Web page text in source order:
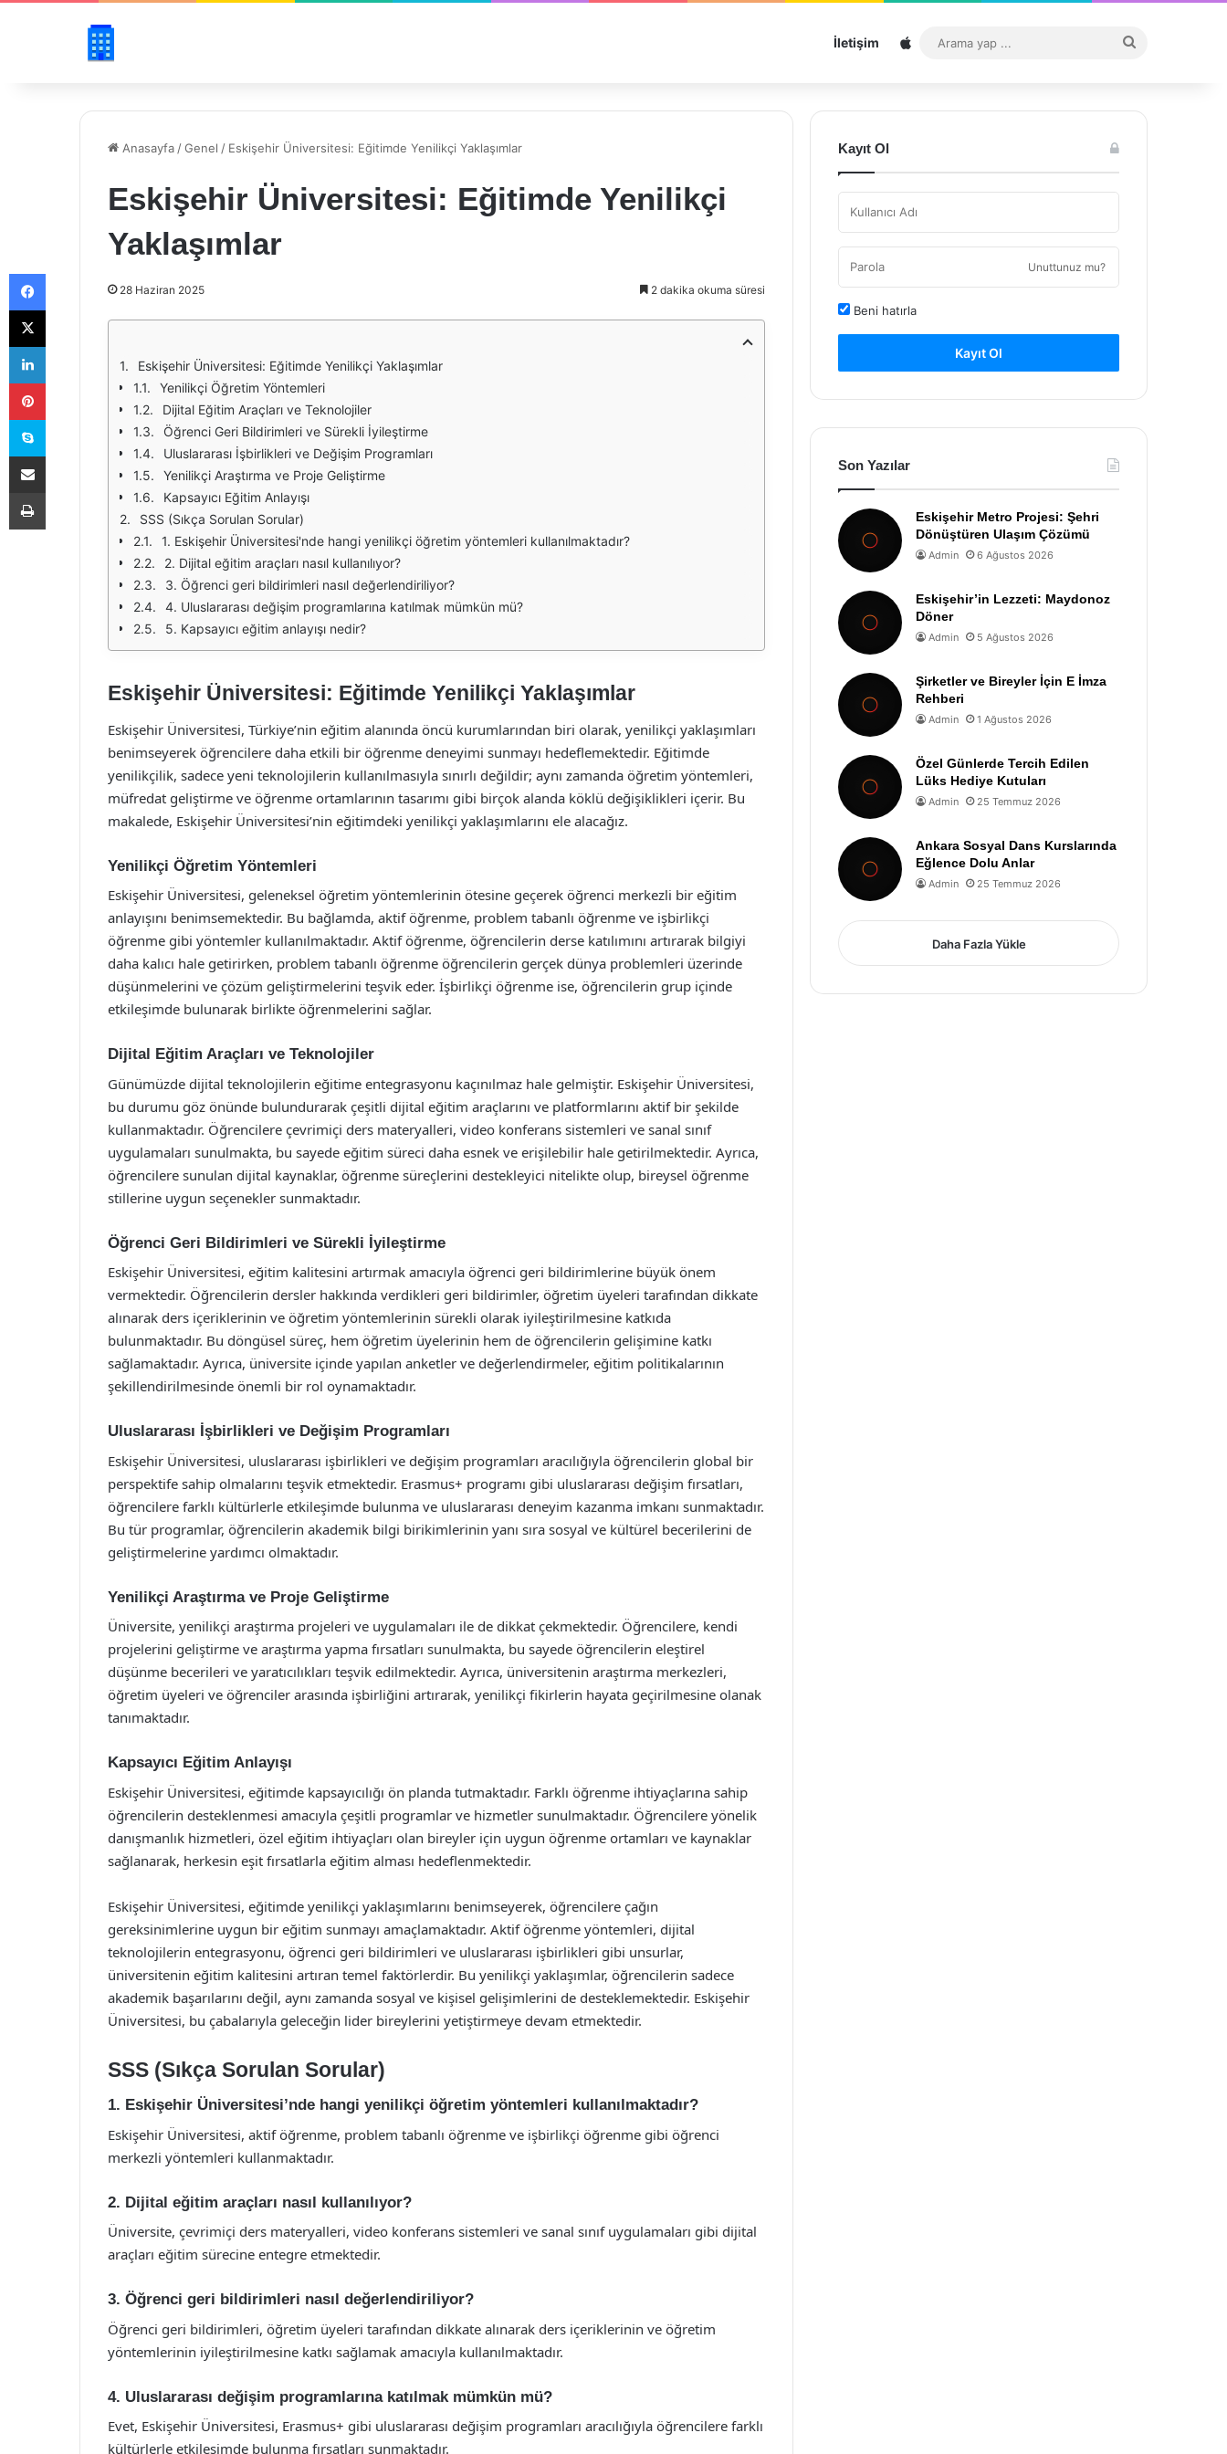
İletişim Sitemap
...
Anasayfa /Genel / Eskişehir Üniversitesi: Eğitimde Yenilikçi Yaklaşımlar
Eskişehir Üniversitesi: Eğitimde Yenilikçi
Yaklaşımlar
28 Haziran 2025 2 dakika okuma süresi
Eskişehir Üniversitesi: Eğitimde Yenilikçi Yaklaşımlar
Yenilikçi Öğretim Yöntemleri
Dijital Eğitim Araçları ve Teknolojiler
Öğrenci Geri Bildirimleri ve Sürekli İyileştirme
Uluslararası İşbirlikleri ve Değişim Programları
Yenilikçi Araştırma ve Proje Geliştirme
Kapsayıcı Eğitim Anlayışı
SSS (Sıkça Sorulan Sorular)
1. Eskişehir Üniversitesi'nde hangi yenilikçi öğretim yöntemleri kullanılmaktadır?
2. Dijital eğitim araçları nasıl kullanılıyor?
3. Öğrenci geri bildirimleri nasıl değerlendiriliyor?
4. Uluslararası değişim programlarına katılmak mümkün mü?
5. Kapsayıcı eğitim anlayışı nedir?
Eskişehir Üniversitesi: Eğitimde Yenilikçi Yaklaşımlar
Eskişehir Üniversitesi, Türkiye’nin eğitim alanında öncü kurumlarından biri olarak, yenilikçi yaklaşımları
benimseyerek öğrencilere daha etkili bir öğrenme deneyimi sunmayı hedeflemektedir. Eğitimde
yenilikçilik, sadece yeni teknolojilerin kullanılmasıyla sınırlı değildir; aynı zamanda öğretim yöntemleri,
müfredat geliştirme ve öğrenme ortamlarının tasarımı gibi birçok alanda köklü değişiklikleri içerir. Bu
makalede, Eskişehir Üniversitesi’nin eğitimdeki yenilikçi yaklaşımlarını ele alacağız.
Yenilikçi Öğretim Yöntemleri
Eskişehir Üniversitesi, geleneksel öğretim yöntemlerinin ötesine geçerek öğrenci merkezli bir eğitim
anlayışını benimsemektedir. Bu bağlamda, aktif öğrenme, problem tabanlı öğrenme ve işbirlikçi
öğrenme gibi yöntemler kullanılmaktadır. Aktif öğrenme, öğrencilerin derse katılımını artırarak bilgiyi
daha kalıcı hale getirirken, problem tabanlı öğrenme öğrencilerin gerçek dünya problemleri üzerinde
düşünmelerini ve çözüm geliştirmelerini teşvik eder. İşbirlikçi öğrenme ise, öğrencilerin grup içinde
etkileşimde bulunarak birlikte öğrenmelerini sağlar.
Dijital Eğitim Araçları ve Teknolojiler
Günümüzde dijital teknolojilerin eğitime entegrasyonu kaçınılmaz hale gelmiştir. Eskişehir Üniversitesi,
bu durumu göz önünde bulundurarak çeşitli dijital eğitim araçlarını ve platformlarını aktif bir şekilde
kullanmaktadır. Öğrencilere çevrimiçi ders materyalleri, video konferans sistemleri ve sanal sınıf
uygulamaları sunulmakta, bu sayede eğitim süreci daha esnek ve erişilebilir hale getirilmektedir. Ayrıca,
öğrencilere sunulan dijital kaynaklar, öğrenme süreçlerini destekleyici nitelikte olup, bireysel öğrenme
stillerine uygun seçenekler sunmaktadır.
Öğrenci Geri Bildirimleri ve Sürekli İyileştirme
Eskişehir Üniversitesi, eğitim kalitesini artırmak amacıyla öğrenci geri bildirimlerine büyük önem
vermektedir. Öğrencilerin dersler hakkında verdikleri geri bildirimler, öğretim üyeleri tarafından dikkate
alınarak ders içeriklerinin ve öğretim yöntemlerinin sürekli olarak iyileştirilmesine katkıda
bulunmaktadır. Bu döngüsel süreç, hem öğretim üyelerinin hem de öğrencilerin gelişimine katkı
sağlamaktadır. Ayrıca, üniversite içinde yapılan anketler ve değerlendirmeler, eğitim politikalarının
şekillendirilmesinde önemli bir rol oynamaktadır.
Uluslararası İşbirlikleri ve Değişim Programları
Eskişehir Üniversitesi, uluslararası işbirlikleri ve değişim programları aracılığıyla öğrencilerin global bir
perspektife sahip olmalarını teşvik etmektedir. Erasmus+ programı gibi uluslararası değişim fırsatları,
öğrencilere farklı kültürlerle etkileşimde bulunma ve uluslararası deneyim kazanma imkanı sunmaktadır.
Bu tür programlar, öğrencilerin akademik bilgi birikimlerinin yanı sıra sosyal ve kültürel becerilerini de
geliştirmelerine yardımcı olmaktadır.
Yenilikçi Araştırma ve Proje Geliştirme
Üniversite, yenilikçi araştırma projeleri ve uygulamaları ile de dikkat çekmektedir. Öğrencilere, kendi
projelerini geliştirme ve araştırma yapma fırsatları sunulmakta, bu sayede öğrencilerin eleştirel
düşünme becerileri ve yaratıcılıkları teşvik edilmektedir. Ayrıca, üniversitenin araştırma merkezleri,
öğretim üyeleri ve öğrenciler arasında işbirliğini artırarak, yenilikçi fikirlerin hayata geçirilmesine olanak
tanımaktadır.
Kapsayıcı Eğitim Anlayışı
Eskişehir Üniversitesi, eğitimde kapsayıcılığı ön planda tutmaktadır. Farklı öğrenme ihtiyaçlarına sahip
öğrencilerin desteklenmesi amacıyla çeşitli programlar ve hizmetler sunulmaktadır. Öğrencilere yönelik
danışmanlık hizmetleri, özel eğitim ihtiyaçları olan bireyler için uygun öğrenme ortamları ve kaynaklar
sağlanarak, herkesin eşit fırsatlarla eğitim alması hedeflenmektedir.
Eskişehir Üniversitesi, eğitimde yenilikçi yaklaşımlarını benimseyerek, öğrencilere çağın
gereksinimlerine uygun bir eğitim sunmayı amaçlamaktadır. Aktif öğrenme yöntemleri, dijital
teknolojilerin entegrasyonu, öğrenci geri bildirimleri ve uluslararası işbirlikleri gibi unsurlar,
üniversitenin eğitim kalitesini artıran temel faktörlerdir. Bu yenilikçi yaklaşımlar, öğrencilerin sadece
akademik başarılarını değil, aynı zamanda sosyal ve kişisel gelişimlerini de desteklemektedir. Eskişehir
Üniversitesi, bu çabalarıyla geleceğin lider bireylerini yetiştirmeye devam etmektedir.
SSS (Sıkça Sorulan Sorular)
1. Eskişehir Üniversitesi’nde hangi yenilikçi öğretim yöntemleri kullanılmaktadır?
Eskişehir Üniversitesi, aktif öğrenme, problem tabanlı öğrenme ve işbirlikçi öğrenme gibi öğrenci
merkezli yöntemleri kullanmaktadır.
2. Dijital eğitim araçları nasıl kullanılıyor?
Üniversite, çevrimiçi ders materyalleri, video konferans sistemleri ve sanal sınıf uygulamaları gibi dijital
araçları eğitim sürecine entegre etmektedir.
3. Öğrenci geri bildirimleri nasıl değerlendiriliyor?
Öğrenci geri bildirimleri, öğretim üyeleri tarafından dikkate alınarak ders içeriklerinin ve öğretim
yöntemlerinin iyileştirilmesine katkı sağlamak amacıyla kullanılmaktadır.
4. Uluslararası değişim programlarına katılmak mümkün mü?
Evet, Eskişehir Üniversitesi, Erasmus+ gibi uluslararası değişim programları aracılığıyla öğrencilere farklı
kültürlerle etkileşimde bulunma fırsatları sunmaktadır.
Kayıt Ol
Unuttunuz mu?
Beni hatırla
Kayıt Ol
Son Yazılar
Eskişehir Metro Projesi: Şehri
Dönüştüren Ulaşım Çözümü
Admin 6 Ağustos 2026
Eskişehir’in Lezzeti: Maydonoz
Döner
Admin 5 Ağustos 2026
Şirketler ve Bireyler İçin E İmza
Rehberi
Admin 1 Ağustos 2026
Özel Günlerde Tercih Edilen
Lüks Hediye Kutuları
Admin 25 Temmuz 2026
Ankara Sosyal Dans Kurslarında
Eğlence Dolu Anlar
Admin 25 Temmuz 2026
Daha Fazla Yükle
Facebook
X
LinkedIn
Pinterest
Skype
E-Posta ile paylaş